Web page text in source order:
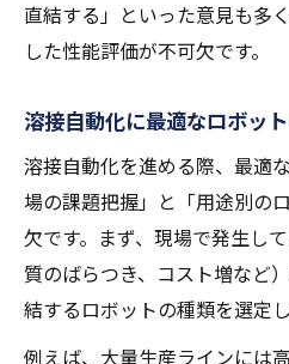
直結する」といった意見も多
した性能評価が不可欠です。
溶接自動化に最適なロボッ
溶接自動化を進める際、最適
場の課題把握」と「用途別の
欠です。まず、現場で発生し
質のばらつき、コスト増など
結するロボットの種類を選定し
例えば、大量生産ラインには